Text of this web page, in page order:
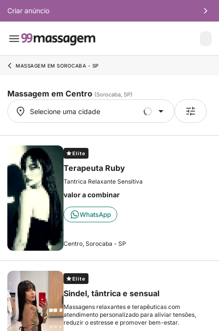
Criar anúncio
MASSAGEM EM SOROCABA - SP
Massagem em Centro (Sorocaba, SP)
Selecione uma cidade
Selecione uma cidade
Elite
Terapeuta Ruby
Tantrica Relaxante Sensitiva
valor a combinar
WhatsApp
Centro, Sorocaba - SP
Elite
Sindel, tântrica e sensual
Massagens relaxantes e terapêuticas com
atendimento personalizado para aliviar tensões,
reduzir o estresse e promover bem-estar.